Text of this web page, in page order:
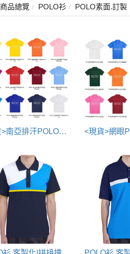
商品總覽 POLO衫 POLO素面.訂製
<現貨>南亞排汗POLO衫素面款